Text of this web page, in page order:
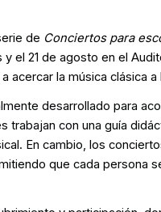
de Conciertos para
el 21 de agosto en el
acercar la música clásica a
desarrollado para
trabajan con una guía
En cambio, los
que cada persona